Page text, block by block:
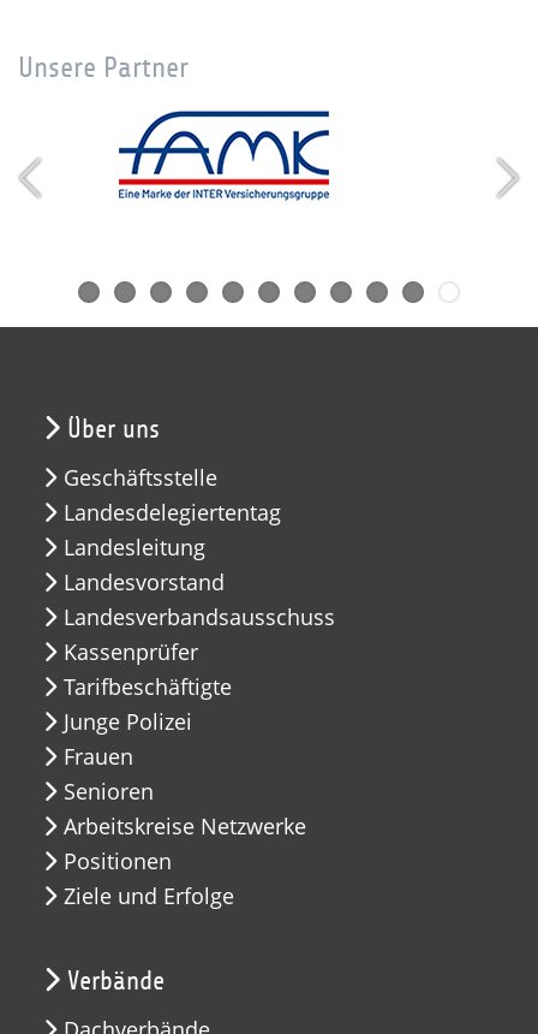
Unsere Partner
Über uns
Geschäftsstelle
Landesdelegiertentag
Landesleitung
Landesvorstand
Landesverbandsausschuss
Kassenprüfer
Tarifbeschäftigte
Junge Polizei
Frauen
Senioren
Arbeitskreise Netzwerke
Positionen
Ziele und Erfolge
Verbände